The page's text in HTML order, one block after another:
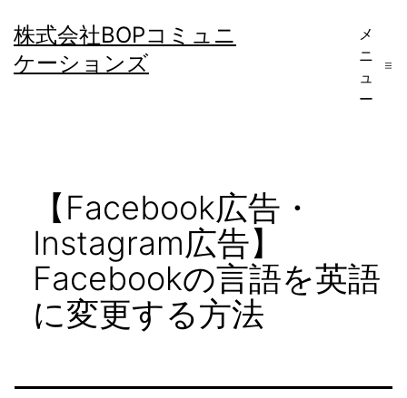
ン
テ
株式会社BOPコミュニ
ケーションズ
メ
ニ
ュ
ー
【Facebook広告・
Instagram広告】
Facebookの言語を英語
に変更する方法